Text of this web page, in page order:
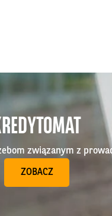
związanym z
ZOBACZ